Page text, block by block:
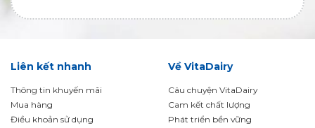
Liên kết nhanh
Thông tin khuyến mãi
Mua hàng
Điều khoản sử dụng
Về VitaDairy
Câu chuyện VitaDairy
Cam kết chất lượng
Phát triển bền vững